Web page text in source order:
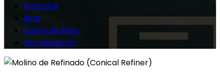
Artículos
Blog
Casos de éxito
Sin categoría